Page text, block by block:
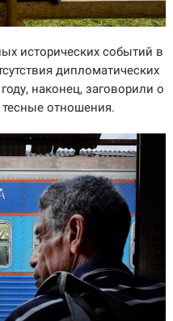
исторических событий в
дипломатических
наконец, заговорили о
отношения.